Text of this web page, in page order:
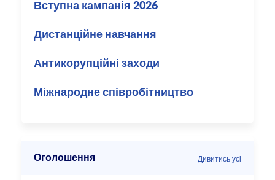
Вступна кампанія 2026
Дистанційне навчання
Антикорупційні заходи
Міжнародне співробітництво
Оголошення Дивитись усі